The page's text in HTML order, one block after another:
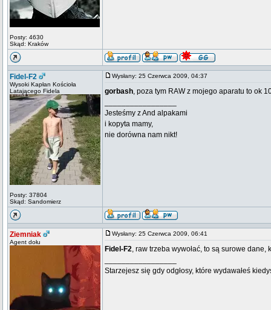
Posty: 4630
Skąd: Kraków
Fidel-F2
Wysoki Kapłan Kościoła
Latającego Fidela
Posty: 37804
Skąd: Sandomierz
Wysłany: 25 Czerwca 2009, 04:37
gorbash, poza tym RAW z mojego aparatu to ok
Jesteśmy z And alpakami
i kopyta mamy,
nie dorówna nam nikt!
Ziemniak
Agent dołu
Wysłany: 25 Czerwca 2009, 06:41
Fidel-F2, raw trzeba wywołać, to są surowe
Starzejesz się gdy odgłosy, które wydawałeś